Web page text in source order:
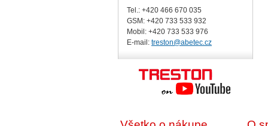
Tel.: +420 466 670 035
GSM: +420 733 533 932
Mobil: +420 733 533 976
E-mail: treston@abetec.cz